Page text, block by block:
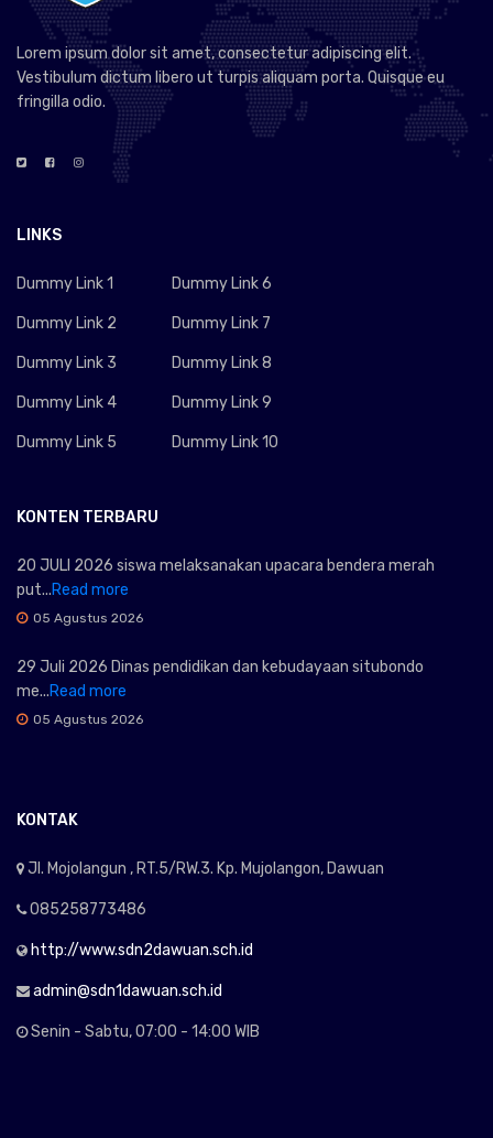
Lorem ipsum dolor sit amet, consectetur adipiscing elit.
Vestibulum dictum libero ut turpis aliquam porta. Quisque eu
fringilla odio.
LINKS
Dummy Link 1
Dummy Link 2
Dummy Link 3
Dummy Link 4
Dummy Link 5
Dummy Link 6
Dummy Link 7
Dummy Link 8
Dummy Link 9
Dummy Link 10
KONTEN TERBARU
20 JULI 2026 siswa melaksanakan upacara bendera merah
put...Read more
05 Agustus 2026
29 Juli 2026 Dinas pendidikan dan kebudayaan situbondo
me...Read more
05 Agustus 2026
KONTAK
Jl. Mojolangun , RT.5/RW.3. Kp. Mujolangon, Dawuan
085258773486
http://www.sdn2dawuan.sch.id
admin@sdn1dawuan.sch.id
Senin - Sabtu, 07:00 - 14:00 WIB